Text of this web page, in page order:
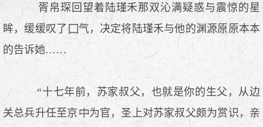
胥帛琛回望着陆瑾禾那双沁满疑惑与震惊的星
眸，缓缓叹了
气，决定将陆瑾禾与他的渊源原原本本
的告诉她……
“十七年前，苏家叔父，也就是你的生父，从边
关总兵升任至京
为官，圣上对苏家叔父颇为赏识，亲